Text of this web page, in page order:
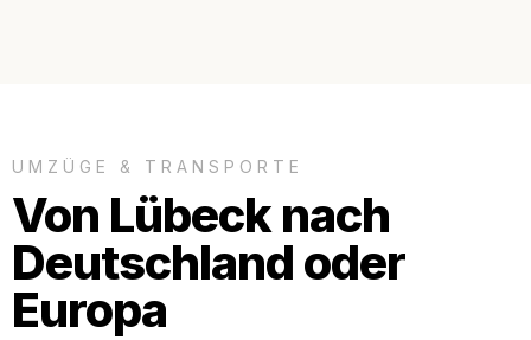
UMZÜGE & TRANSPORTE
Von Lübeck nach
Deutschland oder
Europa